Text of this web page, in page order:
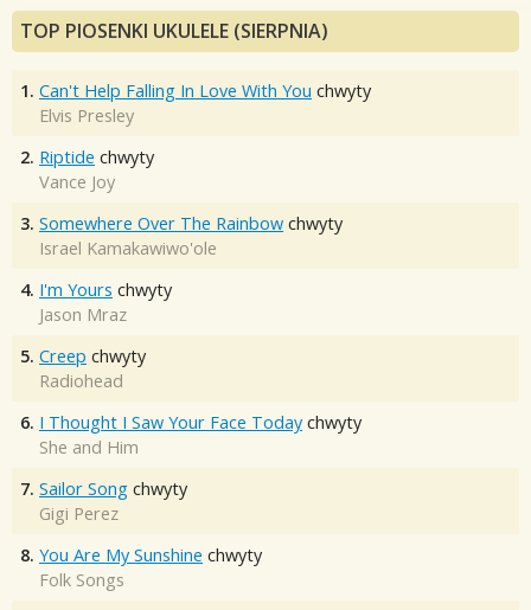
TOP PIOSENKI UKULELE (SIERPNIA)
1. Can't Help Falling In Love With You chwyty
Elvis Presley
2. Riptide chwyty
Vance Joy
3. Somewhere Over The Rainbow chwyty
Israel Kamakawiwo'ole
4. I'm Yours chwyty
Jason Mraz
5. Creep chwyty
Radiohead
6. I Thought I Saw Your Face Today chwyty
She and Him
7. Sailor Song chwyty
Gigi Perez
8. You Are My Sunshine chwyty
Folk Songs